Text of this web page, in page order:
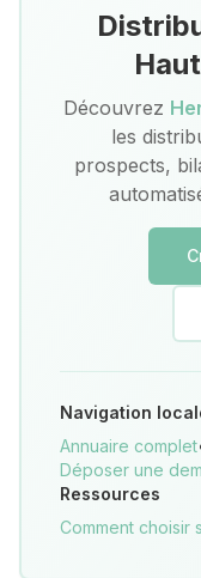
Découvrez
les
prospects,
Navigation
Annuaire complet
Déposer une
Ressources
Comment choisir